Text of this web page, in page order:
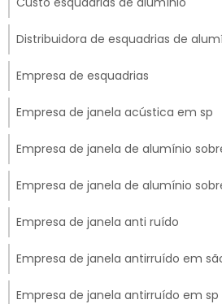
Distribuidora de esquadrias de
Empresa de esquadrias
Empresa de janela acústica em sp
Empresa de janela de alumínio
Empresa de janela de alumínio
Empresa de janela anti ruído
Empresa de janela antirruído em
Empresa de janela antirruído em sp